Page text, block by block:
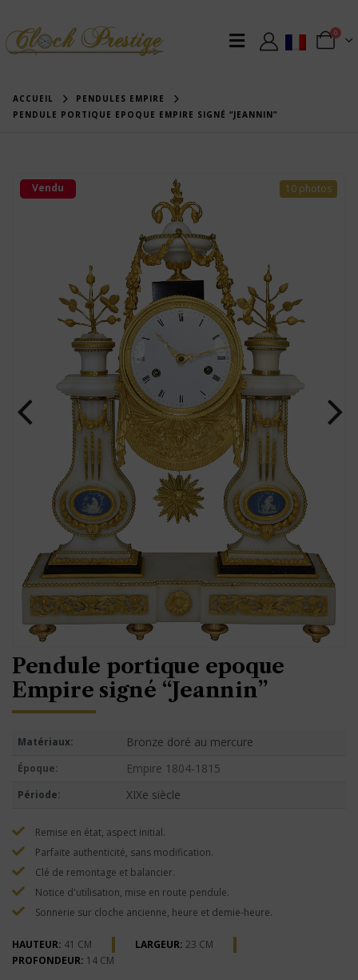
0
ACCUEIL
PENDULES EMPIRE
PENDULE PORTIQUE EPOQUE EMPIRE SIGNÉ “JEANNIN”
10 photos
Vendu
Pendule portique epoque
Empire signé “Jeannin”
Matériaux: Bronze doré au mercure
Époque: Empire 1804-1815
Période: XIXe siècle
Remise en état, aspect initial.
Parfaite authenticité, sans modification.
Clé de remontage et balancier.
Notice d'utilisation, mise en route pendule.
Sonnerie sur cloche ancienne, heure et demie-heure.
HAUTEUR: 41 CM LARGEUR: 23 CM
PROFONDEUR: 14 CM